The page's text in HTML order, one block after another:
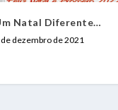
Natal Diferente…
dezembro de 2021